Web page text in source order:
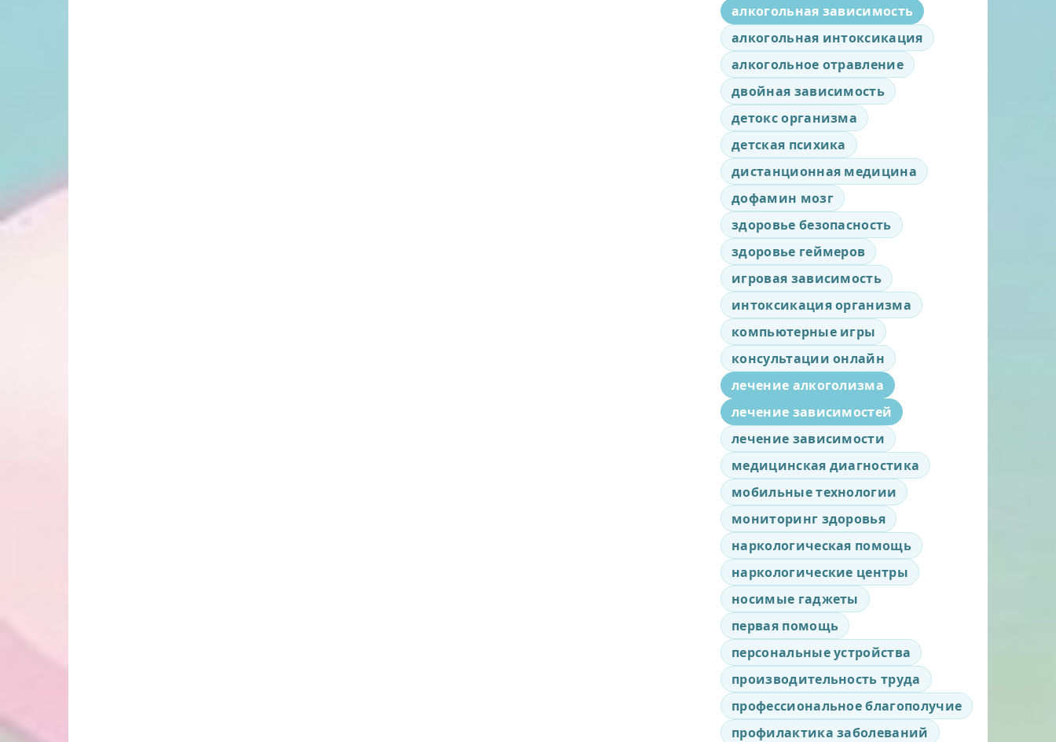
алкогольная зависимость
алкогольная интоксикация
алкогольное отравление
двойная зависимость
детокс организма
детская психика
дистанционная медицина
дофамин мозг
здоровье безопасность
здоровье геймеров
игровая зависимость
интоксикация организма
компьютерные игры
консультации онлайн
лечение алкоголизма
лечение зависимостей
лечение зависимости
медицинская диагностика
мобильные технологии
мониторинг здоровья
наркологическая помощь
наркологические центры
носимые гаджеты
первая помощь
персональные устройства
производительность труда
профессиональное благополучие
профилактика заболеваний